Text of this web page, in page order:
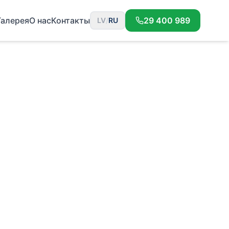
О насКонтакты LV/RU 29 400 989